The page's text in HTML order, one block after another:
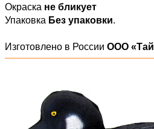
Окраска не бликует
Упаковка Без упаковки.
Изготовлено в России ООО